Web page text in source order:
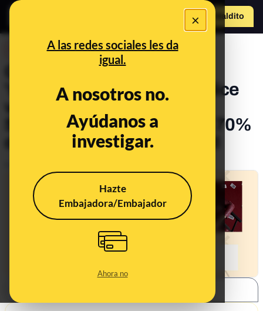
×
A las redes sociales les da
igual.
A nosotros no.
Ayúdanos a
investigar.
Hazte
Embajadora/Embajador
Ahora no
Hazte Maldito
Cuidado con la web
'ropaesmode.online' que dice
vender productos de
Stradivarius con “hasta un 70%
de descuento” por Navidad